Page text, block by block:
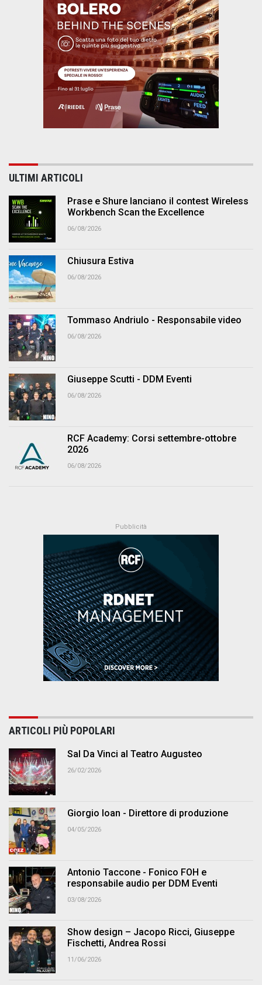
ULTIMI ARTICOLI
Prase e Shure lanciano il contest Wireless
Workbench Scan the Excellence
06/08/2026
Chiusura Estiva
06/08/2026
Tommaso Andriulo - Responsabile video
06/08/2026
Giuseppe Scutti - DDM Eventi
06/08/2026
RCF Academy: Corsi settembre-ottobre
2026
06/08/2026
ARTICOLI PIÙ POPOLARI
Sal Da Vinci al Teatro Augusteo
26/02/2026
Giorgio Ioan - Direttore di produzione
04/05/2026
Antonio Taccone - Fonico FOH e
responsabile audio per DDM Eventi
03/08/2026
Show design – Jacopo Ricci, Giuseppe
Fischetti, Andrea Rossi
11/06/2026